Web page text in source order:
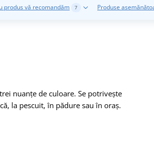
produs vă recomandăm 7 Produse
nuanțe de culoare. Se potrivește
la pescuit, în pădure sau în oraș.